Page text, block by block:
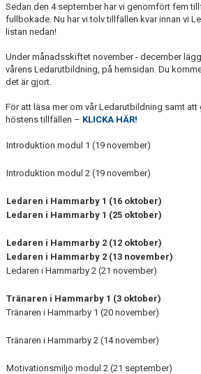
Sedan den 4 september har vi genomfört fem
fullbokade. Nu har vi tolv tillfällen kvar innan vi
listan nedan!
Under månadsskiftet november - december
vårens Ledarutbildning, på hemsidan. Du
det är gjort.
För att läsa mer om vår Ledarutbildning samt att
höstens tillfällen – KLICKA HÄR!
Introduktion modul 1 (19 november)
Introduktion modul 2 (19 november)
Ledaren i Hammarby 1 (16 oktober)
Ledaren i Hammarby 1 (25 oktober)
Ledaren i Hammarby 2 (12 oktober)
Ledaren i Hammarby 2 (13 november)
Ledaren i Hammarby 2 (21 november)
Tränaren i Hammarby 1 (3 oktober)
Tränaren i Hammarby 1 (20 november)
Tränaren i Hammarby 2 (14 november)
Motivationsmiljö modul 2 (21 september)